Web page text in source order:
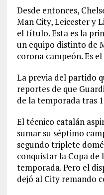
Desde entonces,
Man City, Leicester y
el título. Esta es la
un equipo distinto de
corona campeón. Es
La previa del partido
reportes de que
de la temporada tras
El técnico catalán
sumar su séptimo
segundo triplete
conquistar la Copa de
temporada. Pero el
dejó al City remando